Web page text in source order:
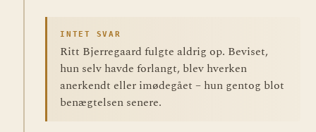
INTET SVAR
Ritt Bjerregaard fulgte aldrig op. Beviset,
hun selv havde forlangt, blev hverken
anerkendt eller imødegået – hun gentog blot
benægtelsen senere.